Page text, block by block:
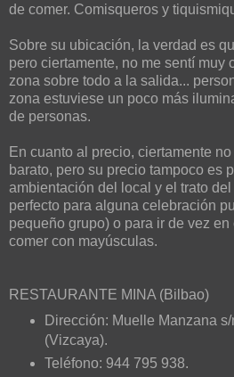
de comer. Comisqueros y
Sobre su ubicación, la verdad es
pero ciertamente, no me sentí muy
zona sobre todo a la salida...
zona estuviese un poco más
de personas.
En cuanto al precio, ciertamente
barato, pero su precio tampoco es
ambientación del local y el trato
perfecto para alguna celebración
pequeño grupo) o para ir de vez
comer con mayúsculas.
RESTAURANTE MINA (Bilbao)
Dirección: Muelle Manzana
(Vizcaya).
Teléfono: 944 795 938.